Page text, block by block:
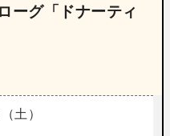
ーグ「ドナーティ
土）